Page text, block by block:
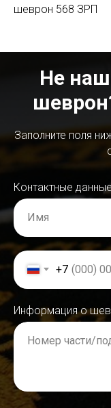
шеврон 568 ЗРП
Не
Заполните поля
Контактные данные
Имя
+7
Информация о
Номер части/